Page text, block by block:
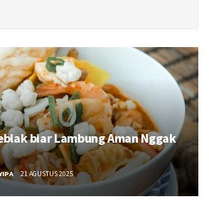
biar Lambung Aman Nggak
21 AGUSTUS 2025